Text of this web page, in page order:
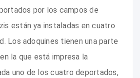
por los campos de
están ya instaladas en cuatro
Los adoquines tienen una parte
la que está impresa la
uno de los cuatro deportados,